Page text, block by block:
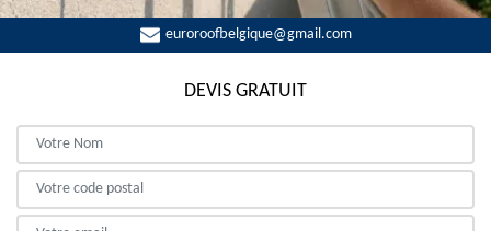
euroroofbelgique@gmail.com
DEVIS GRATUIT